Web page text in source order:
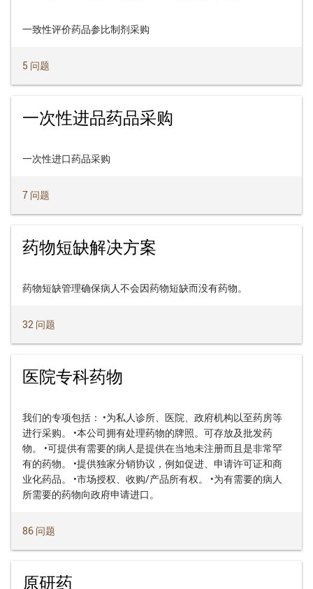
5 问题
一致性评价药品参比制剂采购
一次性进品药品采购
7 问题
一次性进口药品采购
药物短缺解决方案
32 问题
药物短缺管理确保病人不会因药物短缺而没有药物。
医院专科药物
86 问题
我们的专项包括： •为私人诊所、医院、政府机构以至药房等
进行采购。 •本公司拥有处理药物的牌照。可存放及批发药
物。 •可提供有需要的病人是提供在当地未注册而且是非常罕
有的药物。 •提供独家分销协议，例如促进、申请许可证和商
业化药品。 •市场授权、收购/产品所有权。 •为有需要的病人
所需要的药物向政府申请进口。
原研药